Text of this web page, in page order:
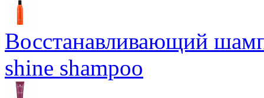
Восстанавливающий
shine shampoo